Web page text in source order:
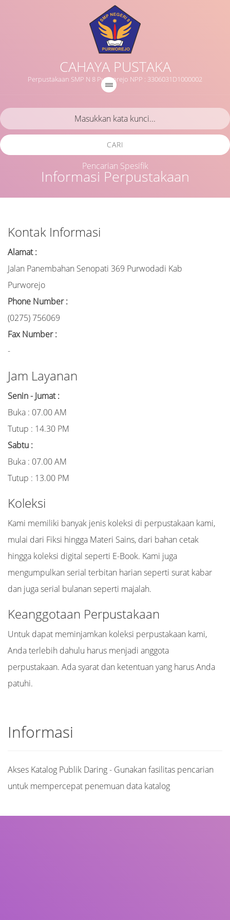
CAHAYA PUSTAKA
Perpustakaan SMP N 8 Purworejo NPP : 3306031D1000002
Informasi Perpustakaan
CARI
Pencarian Spesifik
Kontak Informasi
Alamat :
Jalan Panembahan Senopati 369 Purwodadi Kab
Purworejo
Phone Number :
(0275) 756069
Fax Number :
-
Jam Layanan
Senin - Jumat :
Buka : 07.00 AM
Tutup : 14.30 PM
Sabtu :
Buka : 07.00 AM
Tutup : 13.00 PM
Koleksi
Kami memiliki banyak jenis koleksi di perpustakaan kami,
mulai dari Fiksi hingga Materi Sains, dari bahan cetak
hingga koleksi digital seperti E-Book. Kami juga
mengumpulkan serial terbitan harian seperti surat kabar
dan juga serial bulanan seperti majalah.
Keanggotaan Perpustakaan
Untuk dapat meminjamkan koleksi perpustakaan kami,
Anda terlebih dahulu harus menjadi anggota
perpustakaan. Ada syarat dan ketentuan yang harus Anda
patuhi.
Informasi
Akses Katalog Publik Daring - Gunakan fasilitas pencarian
untuk mempercepat penemuan data katalog